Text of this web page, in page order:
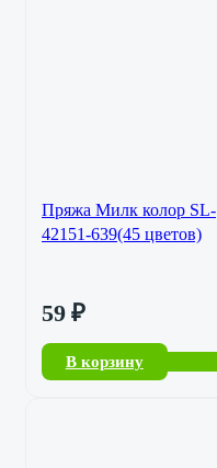
Пряжа Милк колор SL-
42151-639(45 цветов)
59 ₽
В корзину